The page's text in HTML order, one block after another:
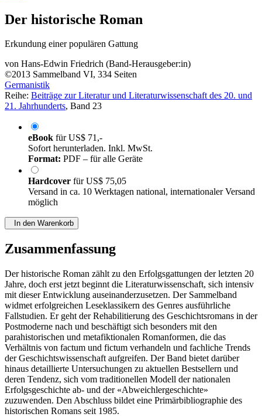
Der historische Roman
Erkundung einer populären Gattung
von Hans-Edwin Friedrich (Band-Herausgeber:in)
©2013 Sammelband VI, 334 Seiten
Germanistik
Reihe: Beiträge zur Literatur und Literaturwissenschaft des 20. und
21. Jahrhunderts, Band 23
eBook fürUS$ 71,-
Sofort herunterladen. Inkl. MwSt.
Format: PDF – für alle Geräte
Hardcover fürUS$ 75,05
Versand in ca. 10 Werktagen national, internationaler Versand
möglich
In den Warenkorb
Zusammenfassung
Der historische Roman zählt zu den Erfolgsgattungen der letzten 20
Jahre, doch erst jetzt beginnt die Literaturwissenschaft, sich intensiv
mit dieser Entwicklung auseinanderzusetzen. Der Sammelband
widmet erfolgreichen Leseklassikern des Genres ausführliche
Fallstudien. Er geht der Rehabilitierung des Geschichtsromans in der
Postmoderne nach und beschäftigt sich besonders mit den
parahistorischen und metafiktionalen Romanformen, die das
Verhältnis von factum und fictum verhandeln und fachliche Trends
der Geschichtswissenschaft aufgreifen. Der Band bietet darüber
hinaus detaillierte Untersuchungen zu aktuellen Bestsellern und
deren Tendenz, sich vom traditionellen Modell der nationalen
Erfolgsgeschichte ab- und der «Abweichlergeschichte»
zuzuwenden. Den Abschluss bildet eine Primärbibliographie des
historischen Romans seit 1985.